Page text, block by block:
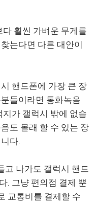
훨씬 가벼운 무게를
는다면 다른 대안이
핸드폰에 가장 큰 장
들이라면 통화녹음
가 갤럭시 밖에 없습
도 몰래 할 수 있는 장
다.
고 나가도 갤럭시 핸드
. 그냥 편의점 결제 뿐
교통비를 결제할 수